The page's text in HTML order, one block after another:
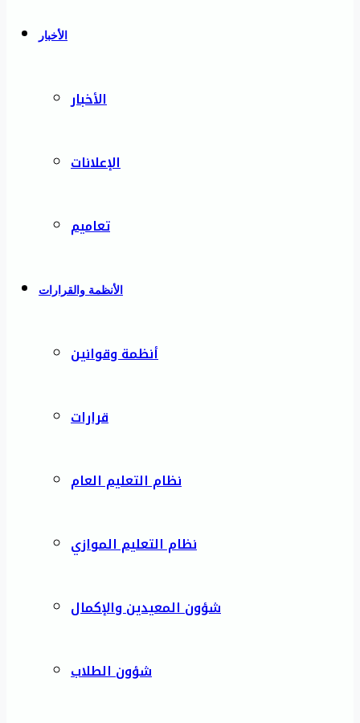
الأخبار
الأخبار
الإعلانات
تعاميم
الأنظمة والقرارات
أنظمة وقوانين
قرارات
نظام التعليم العام
نظام التعليم الموازي
شؤون المعيدين والإكمال
شؤون الطلاب